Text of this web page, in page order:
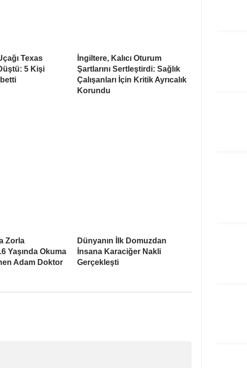
Texas
5 Kişi
İngiltere, Kalıcı Oturum
Şartlarını Sertleştirdi: Sağlık
Çalışanları İçin Kritik Ayrıcalık
Korundu
Zorla
Yaşında Okuma
Adam Doktor
Dünyanın İlk Domuzdan
İnsana Karaciğer Nakli
Gerçekleşti